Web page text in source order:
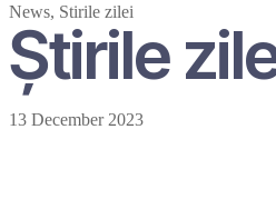
News, Stirile zilei
Știrile
13 December 2023